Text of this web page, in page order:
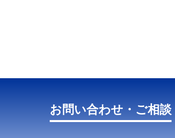
お問い合わせ・ご相談